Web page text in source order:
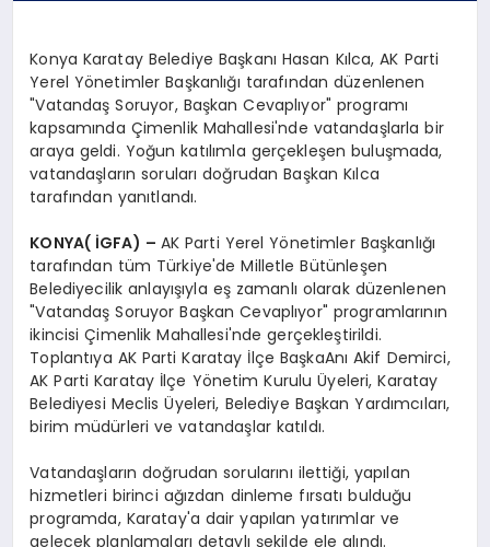
Konya Karatay Belediye Başkanı Hasan Kılca, AK Parti
Yerel Yönetimler Başkanlığı tarafından düzenlenen
"Vatandaş Soruyor, Başkan Cevaplıyor" programı
kapsamında Çimenlik Mahallesi'nde vatandaşlarla bir
araya geldi. Yoğun katılımla gerçekleşen buluşmada,
vatandaşların soruları doğrudan Başkan Kılca
tarafından yanıtlandı.
KONYA( İGFA) – AK Parti Yerel Yönetimler Başkanlığı
tarafından tüm Türkiye'de Milletle Bütünleşen
Belediyecilik anlayışıyla eş zamanlı olarak düzenlenen
"Vatandaş Soruyor Başkan Cevaplıyor" programlarının
ikincisi Çimenlik Mahallesi'nde gerçekleştirildi.
Toplantıya AK Parti Karatay İlçe BaşkaAnı Akif Demirci,
AK Parti Karatay İlçe Yönetim Kurulu Üyeleri, Karatay
Belediyesi Meclis Üyeleri, Belediye Başkan Yardımcıları,
birim müdürleri ve vatandaşlar katıldı.
Vatandaşların doğrudan sorularını ilettiği, yapılan
hizmetleri birinci ağızdan dinleme fırsatı bulduğu
programda, Karatay'a dair yapılan yatırımlar ve
gelecek planlamaları detaylı şekilde ele alındı.